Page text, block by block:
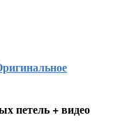
петель + видео